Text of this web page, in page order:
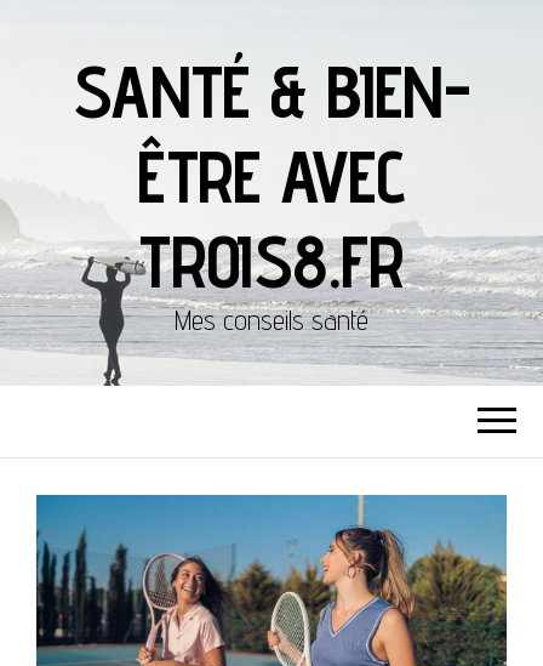
SANTÉ & BIEN-
ÊTRE AVEC
TROIS8.FR
Mes conseils santé